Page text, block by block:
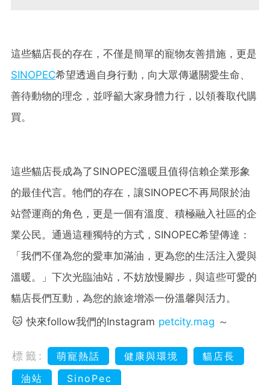
這些貓店長的存在，不僅是簡單的寵物友善措施，更是
SINOPEC希望透過自身行動，向大眾傳遞關愛生命、
善待動物的理念，並呼籲大家身體力行，以領養取代購
買。
這些貓店長成為了SINOPEC溫暖且值得信賴企業形象
的最佳代言。牠們的存在，讓SINOPEC不再局限於油
站營運商的角色，更是一個有溫度、積極融入社區的企
業公民。通過這種獨特的方式， SINOPEC希望傳達：
「我們不僅為您的愛車加滿油，更為您的生活注入愛與
溫暖。」下次光臨油站，不妨放慢腳步，與這些可愛的
貓店長們互動，為您的旅途增添一份溫馨與活力。
🐱 快來follow我們的Instagram petcity.mag ～
標籤: 萌寵熱話 健康與環境
貓店長
油站
SinoPec